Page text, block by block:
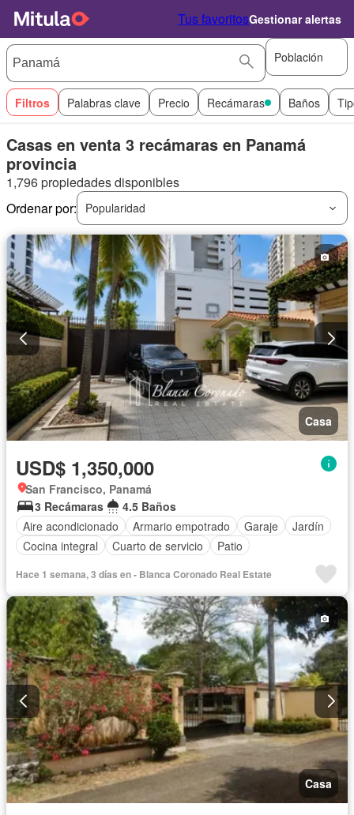
Tus favoritosGestionar alertas
Población
Filtros Palabras clave Precio Recámaras Baños
Casas en venta 3 recámaras en Panamá
provincia
1,796 propiedades disponibles
Ordenar por:
Popularidad
Casa
USD$ 1,350,000
San Francisco, Panamá
3 Recámaras
4.5 Baños
Aire acondicionado
Armario empotrado Garaje
Jardín
Cocina integral
Cuarto de servicio Patio
Hace 1 semana, 3 días en - Blanca Coronado Real Estate
Casa